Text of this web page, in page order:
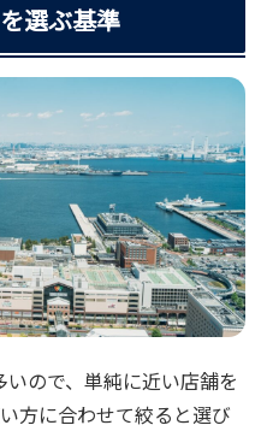
選ぶ基準
ので、単純に近い店舗を
方に合わせて絞ると選び